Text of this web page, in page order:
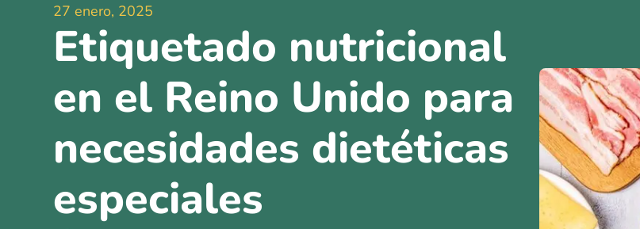
27 enero, 2025
Etiquetado nutricional
en el Reino Unido para
necesidades dietéticas
especiales
Contrata a un Especialista
Recursos